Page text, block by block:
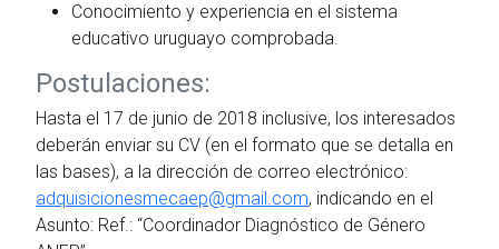
Conocimiento y experiencia en el sistema
educativo uruguayo comprobada.
Postulaciones:
Hasta el 17 de junio de 2018 inclusive, los interesados
deberán enviar su CV (en el formato que se detalla en
las bases), a la dirección de correo electrónico:
adquisicionesmecaep@gmail.com, indicando en el
Asunto: Ref.: “Coordinador Diagnóstico de Género